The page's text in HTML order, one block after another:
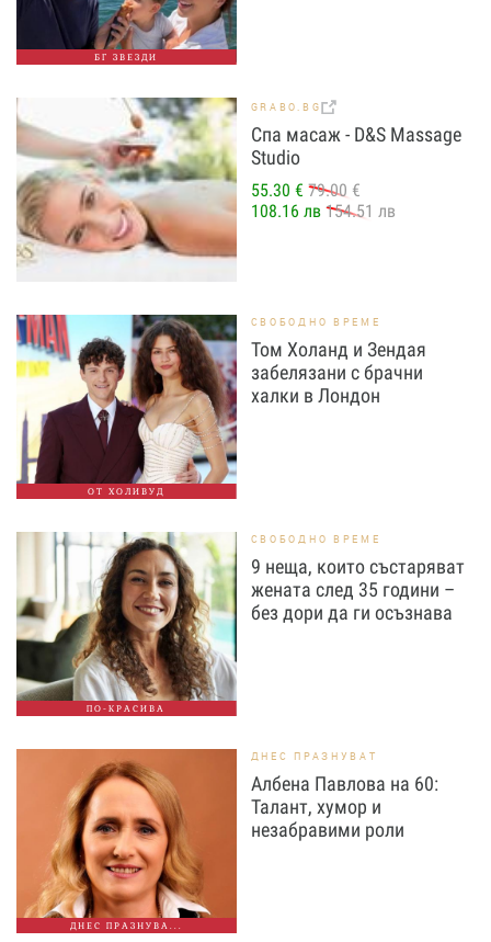
БГ ЗВЕЗДИ
GRABO.BG
Спа масаж - D&S Massage
Studio
55.30 € 79.00 €
108.16 лв 154.51 лв
ОТ ХОЛИВУД
СВОБОДНО ВРЕМЕ
Том Холанд и Зендая
забелязани с брачни
халки в Лондон
ПО-КРАСИВА
СВОБОДНО ВРЕМЕ
9 неща, които състаряват
жената след 35 години –
без дори да ги осъзнава
ДНЕС ПРАЗНУВА...
ДНЕС ПРАЗНУВАТ
Албена Павлова на 60:
Талант, хумор и
незабравими роли